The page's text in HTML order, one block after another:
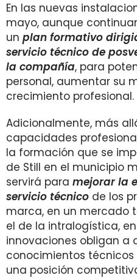
En las nuevas
mayo, aunque
un plan formativo
servicio técnico de
la compañía, para
personal, aumentar su
crecimiento profesional.
Adicionalmente, más
capacidades
la formación que se
de Still en el municipio
servirá para mejorar la
servicio técnico de los
marca, en un mercado
el de la intralogística,
innovaciones obligan a
conocimientos
una posición